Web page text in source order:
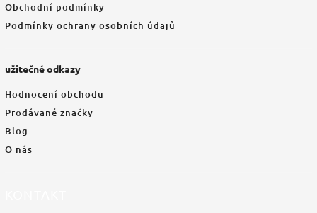
Obchodní podmínky
Podmínky ochrany osobních údajů
užitečné odkazy
Hodnocení obchodu
Prodávané značky
Blog
O nás